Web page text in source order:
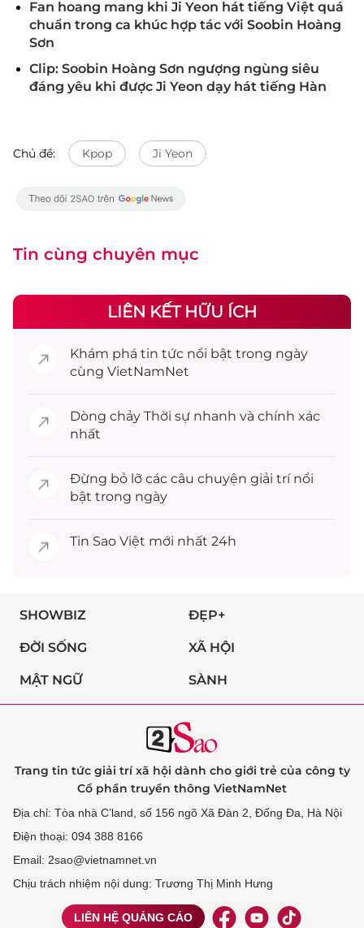
Fan hoang mang khi Ji Yeon hát tiếng Việt quá
chuẩn trong ca khúc hợp tác với Soobin Hoàng
Sơn
Clip: Soobin Hoàng Sơn ngượng ngùng siêu
đáng yêu khi được Ji Yeon dạy hát tiếng Hàn
Chủ đề: Kpop Ji Yeon
Tin cùng chuyên mục
LIÊN KẾT HỮU ÍCH
Khám phá tin tức nổi bật trong ngày
cùng VietNamNet
Dòng chảy Thời sự nhanh và chính xác
nhất
Đừng bỏ lỡ các câu chuyện giải trínổi
bật trong ngày
Tin Sao Việt mới nhất 24h
SHOWBIZ ĐẸP+
ĐỜI SỐNG XÃ HỘI
MẬT NGỮ SÀNH
Trang tin tức giải trí xã hội dành cho giới trẻ của công ty
Cổ phần truyền thông VietNamNet
Địa chỉ: Tòa nhà C’land, số 156 ngõ Xã Đàn 2, Đống Đa, Hà Nội
Điện thoại: 094 388 8166
Email: 2sao@vietnamnet.vn
Chịu trách nhiệm nội dung: Trương Thị Minh Hưng
LIÊN HỆ QUẢNG CÁO